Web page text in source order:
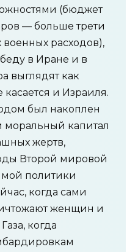
(бюджет
— больше трети
военных расходов),
в Иране и в
выглядят как
касается и Израиля.
был накоплен
капитал
жертв,
Второй мировой
политики
когда сами
женщин и
когда